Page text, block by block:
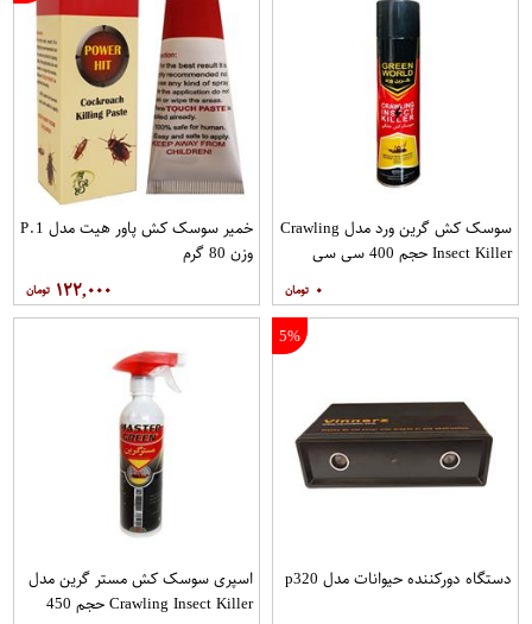
سوسک کش گرین ورد مدل Crawling
Insect Killer حجم 400 سی سی
۰
خمیر سوسک کش پاور هیت مدل P.1
وزن 80 گرم
۱۲۲,۰۰۰
5%
دستگاه دورکننده حیوانات مدل p320
اسپری سوسک کش مستر گرین مدل
Crawling Insect Killer حجم 450